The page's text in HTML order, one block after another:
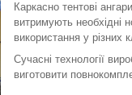
Каркасно тентові
витримують необхідні
використання у різних
Сучасні технології
виготовити